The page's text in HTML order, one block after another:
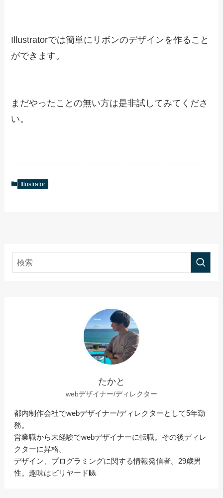
Illustratorでは簡単にリボンのデザインを作ること
ができます。
まだやったことの無い方は是非試してみてくださ
い。
Illustrator
たかと
webデザイナー/ディレクター
都内制作会社でwebデザイナー/ディレクターとして5年勤
務。
営業職から未経験でwebデザイナーに転職。その後ディレ
クターに昇格。
デザイン、プログラミングに関する情報発信者。29歳男
性。趣味はビリヤード🎱